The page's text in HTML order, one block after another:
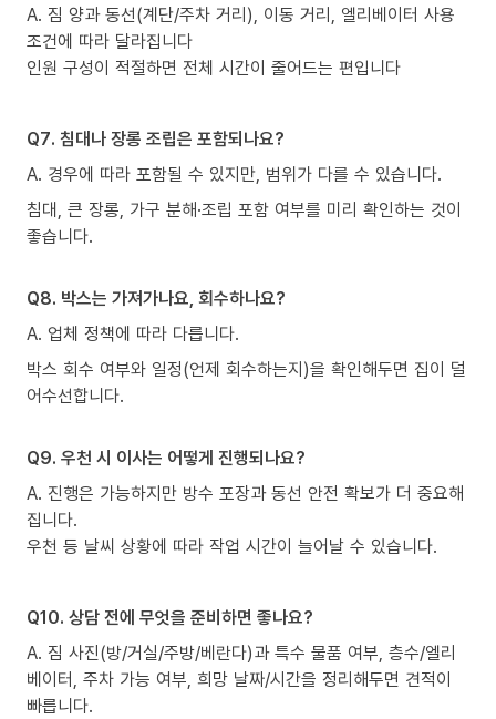
A. 짐 양과 동선(계단/주차 거리), 이동 거리, 엘리베이터 사용
조건에 따라 달라집니다
인원 구성이 적절하면 전체 시간이 줄어드는 편입니다
Q7. 침대나 장롱 조립은 포함되나요?
A. 경우에 따라 포함될 수 있지만, 범위가 다를 수 있습니다.
침대, 큰 장롱, 가구 분해·조립 포함 여부를 미리 확인하는 것이
좋습니다.
Q8. 박스는 가져가나요, 회수하나요?
A. 업체 정책에 따라 다릅니다.
박스 회수 여부와 일정(언제 회수하는지)을 확인해두면 집이 덜
어수선합니다.
Q9. 우천 시 이사는 어떻게 진행되나요?
A. 진행은 가능하지만 방수 포장과 동선 안전 확보가 더 중요해
집니다.
우천 등 날씨 상황에 따라 작업 시간이 늘어날 수 있습니다.
Q10. 상담 전에 무엇을 준비하면 좋나요?
A. 짐 사진(방/거실/주방/베란다)과 특수 물품 여부, 층수/엘리
베이터, 주차 가능 여부, 희망 날짜/시간을 정리해두면 견적이
빠릅니다.